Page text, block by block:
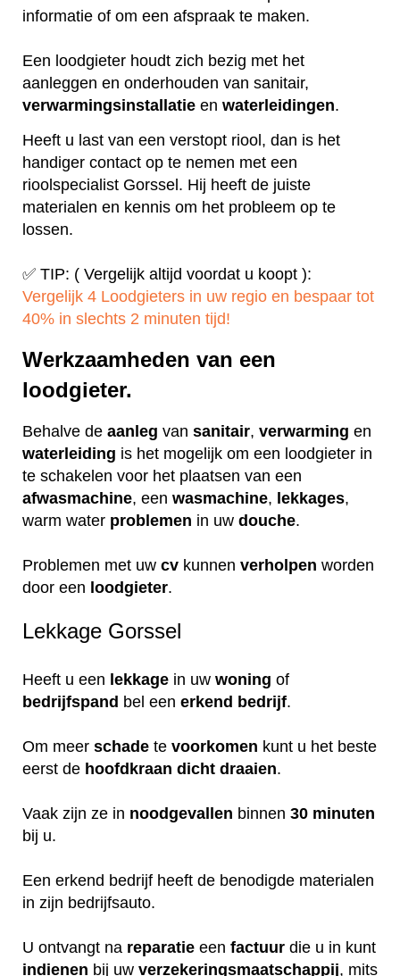
informatie of om een afspraak te maken.
Een loodgieter houdt zich bezig met het
aanleggen en onderhouden van sanitair,
verwarmingsinstallatie en waterleidingen.
Heeft u last van een verstopt riool, dan is het
handiger contact op te nemen met een
rioolspecialist Gorssel. Hij heeft de juiste
materialen en kennis om het probleem op te
lossen.
✅ TIP: ( Vergelijk altijd voordat u koopt ):
Vergelijk 4 Loodgieters in uw regio en bespaar tot
40% in slechts 2 minuten tijd!
Werkzaamheden van een
loodgieter.
Behalve de aanleg van sanitair, verwarming en
waterleiding is het mogelijk om een loodgieter in
te schakelen voor het plaatsen van een
afwasmachine, een wasmachine, lekkages,
warm water problemen in uw douche.
Problemen met uw cv kunnen verholpen worden
door een loodgieter.
Lekkage Gorssel
Heeft u een lekkage in uw woning of
bedrijfspand bel een erkend bedrijf.
Om meer schade te voorkomen kunt u het beste
eerst de hoofdkraan dicht draaien.
Vaak zijn ze in noodgevallen binnen 30 minuten
bij u.
Een erkend bedrijf heeft de benodigde materialen
in zijn bedrijfsauto.
U ontvangt na reparatie een factuur die u in kunt
indienen bij uw verzekeringsmaatschappij, mits